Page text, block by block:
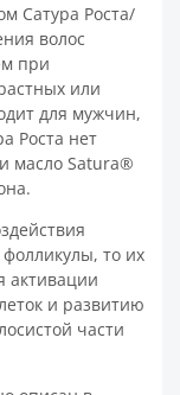
Сатура Роста/
волос
при
или
для мужчин,
Роста нет
масло Satura®
то их
активации
и развитию
части